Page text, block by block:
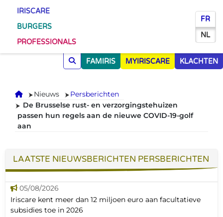
IRISCARE
BURGERS
PROFESSIONALS
FR
NL
FAMIRIS MYIRISCARE KLACHTEN
Onthaal
Nieuws
Persberichten
De Brusselse rust- en verzorgingstehuizen
passen hun regels aan de nieuwe COVID-19-golf
aan
LAATSTE NIEUWSBERICHTEN PERSBERICHTEN
05/08/2026
Iriscare kent meer dan 12 miljoen euro aan facultatieve
subsidies toe in 2026